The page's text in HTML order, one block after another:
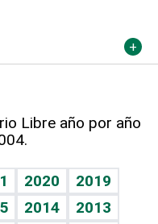
Libre año por año
2020
2019
2014
2013